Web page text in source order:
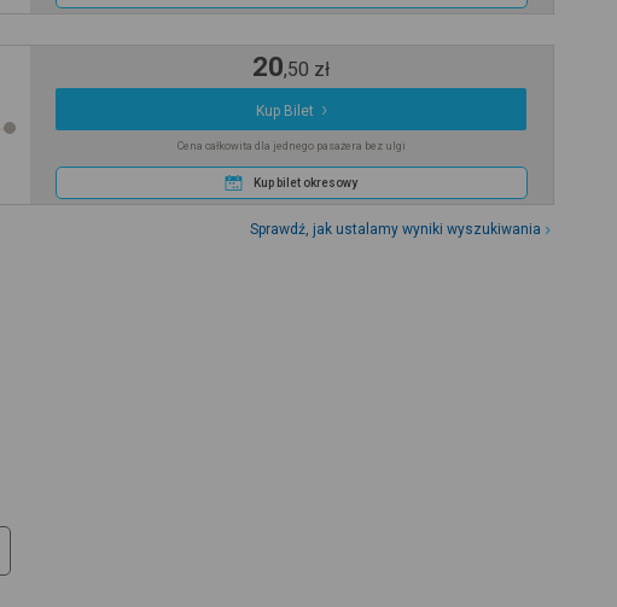
20,50 zł
Kup Bilet
Cena całkowita dla jednego pasażera bez ulgi
Kup bilet okresowy
Sprawdź, jak ustalamy wyniki wyszukiwania